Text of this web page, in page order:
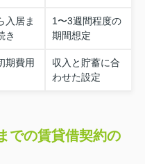
入居ま
き
1〜3週間程度の
期間想定
期費用
収入と貯蓄に合
わせた設定
での賃貸借契約の